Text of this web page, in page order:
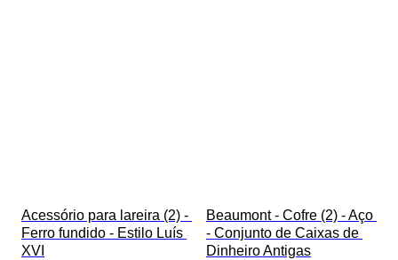
Acessório para lareira (2) -
Ferro fundido - Estilo Luís
XVI
Beaumont - Cofre (2) - Aço
- Conjunto de Caixas de
Dinheiro Antigas